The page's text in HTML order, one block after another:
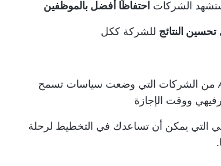
الشركات احتفاظًا أفضل بالموظفين
تحسين النتائج للشركة ككل
من الشركات التي وضعت سياسات تسمح
ووقت الإجازة
التي يمكن أن تساعدك في التخطيط لرحلة